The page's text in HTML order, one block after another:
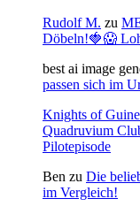
Rudolf M. zu
Döbeln!🍓😱
best ai image
passen sich im
Knights of
Quadruvium
Pilotepisode
Ben zu Die
im Vergleich!